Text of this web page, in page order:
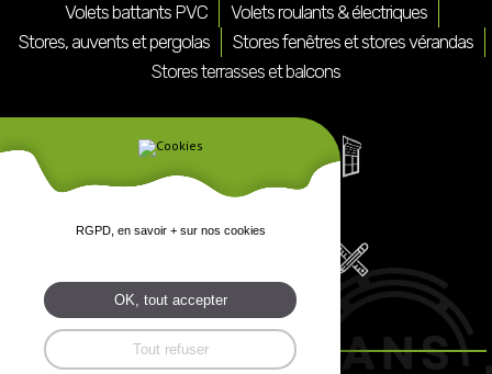
Volets battants PVC
Volets roulants & électriques
Stores, auvents et pergolas
Stores fenêtres et stores vérandas
Stores terrasses et balcons
RGPD, en savoir + sur nos cookies
OK, tout accepter
Tout refuser